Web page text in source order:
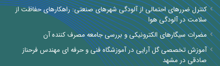
کنترل ضررهای احتمالی از آلودگی شهرهای صنعتی: راهکارهای حفاظت از
سلامت در آلودگی هوا
مضرات سیگارهای الکترونیکی و بررسی جامعه مصرف کننده آن
آموزش تخصصی گل آرایی در آموزشگاه فنی و حرفه ای مهندس فرحناز
صادقی در مشهد